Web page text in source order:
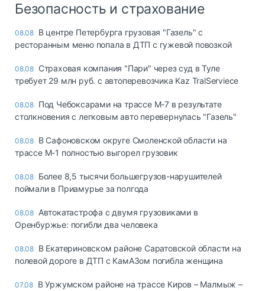
Безопасность и страхование
08.08 В центре Петербурга грузовая "Газель" с
ресторанным меню попала в ДТП с гужевой повозкой
08.08 Страховая компания "Пари" через суд в Туле
требует 29 млн руб. с автоперевозчика Kaz TralServiece
08.08 Под Чебоксарами на трассе М-7 в результате
столкновения с легковым авто перевернулась "Газель"
08.08 В Сафоновском округе Смоленской области на
трассе М-1 полностью выгорел грузовик
08.08 Более 8,5 тысячи большегрузов-нарушителей
поймали в Приамурье за полгода
08.08 Автокатастрофа с двумя грузовиками в
Оренбуржье: погибли два человека
08.08 В Екатериновском районе Саратовской области на
полевой дороге в ДТП с КамАЗом погибла женщина
07.08 В Уржумском районе на трассе Киров – Малмыж –